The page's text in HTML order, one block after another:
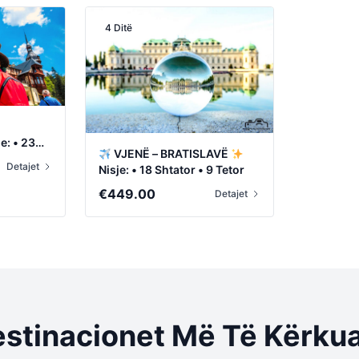
• 23
Detajet
4 Ditë
VJENË – BRATISLAVË
Nisje: • 18 Shtator • 9 Tetor
€449.00 Detajet
Më Të